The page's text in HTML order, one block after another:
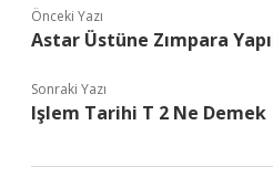
Önceki Yazı
Astar Üstüne Zımpara
Sonraki Yazı
Işlem Tarihi T 2 Ne Demek